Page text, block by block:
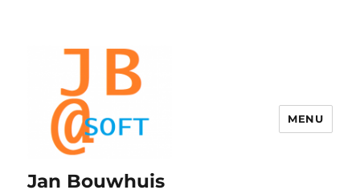
Jan Bouwhuis
MENU